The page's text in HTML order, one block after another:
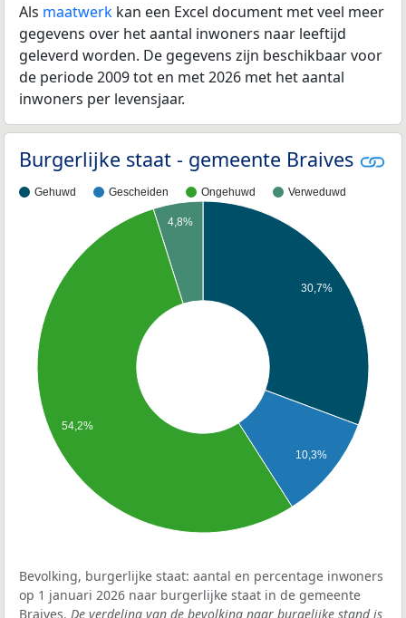
Als maatwerk kan een Excel document met veel meer
gegevens over het aantal inwoners naar leeftijd
geleverd worden. De gegevens zijn beschikbaar voor
de periode 2009 tot en met 2026 met het aantal
inwoners per levensjaar.
Burgerlijke staat - gemeente Braives
Gehuwd Gescheiden Ongehuwd Verweduwd
30,7%
10,3%
4,8%
54,2%
Bevolking, burgerlijke staat: aantal en percentage inwoners
op 1 januari 2026 naar burgerlijke staat in de gemeente
Braives. De verdeling van de bevolking naar burgelijke stand is